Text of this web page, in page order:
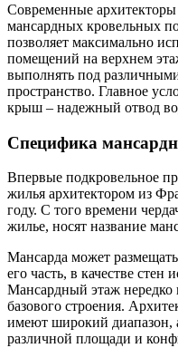
Современные
мансардных кровельных
позволяет максимально
помещений на верхнем
выполнять под
пространство. Главное
крыш – надежный отвод
Специфика
Впервые подкровельное
жилья архитектором из
году. С того времени
жилье, носят название
Мансарда может
его часть, в качестве
Мансардный этаж нередко
базового строения.
имеют широкий диапазон,
различной площади и